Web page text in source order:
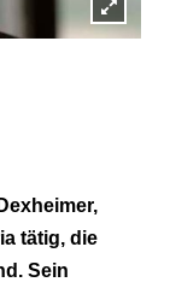
Lightbox
tätig, die
Sein